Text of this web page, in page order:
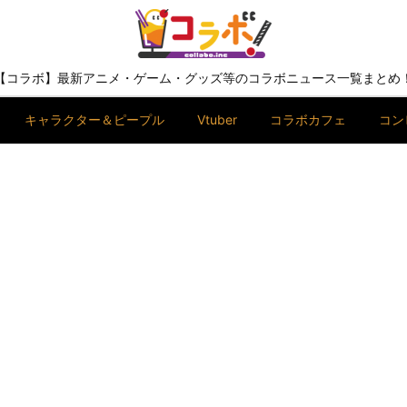
【コラボ】最新アニメ・ゲーム・グッズ等のコラボニュース一覧まとめ！
キャラクター＆ピープル Vtuber コラボカフェ コ